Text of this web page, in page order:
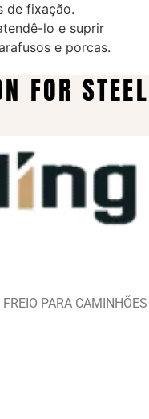
de fixação.
lo e suprir
e porcas.
FOR STEEL
PARA CAMINHÕES